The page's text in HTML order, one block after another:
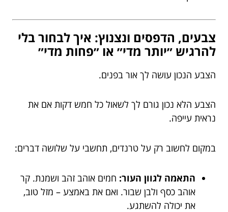
צבעים, הדפסים ונצנוץ: איך לבחור בלי
להרגיש ״יותר מדי״ או ״פחות מדי״
הצבע הנכון עושה לך אור בפנים.
הצבע הלא נכון גורם לך לשאול כל חמש דקות אם את
נראית עייפה.
במקום לחשוב רק על טרנדים, תחשבי על שלושה דברים:
התאמה לגוון העור: חמים אוהב זהב ושמנת. קר
אוהב כסף ולבן שבור. ואם את באמצע – מזל טוב,
את יכולה להשתגע.